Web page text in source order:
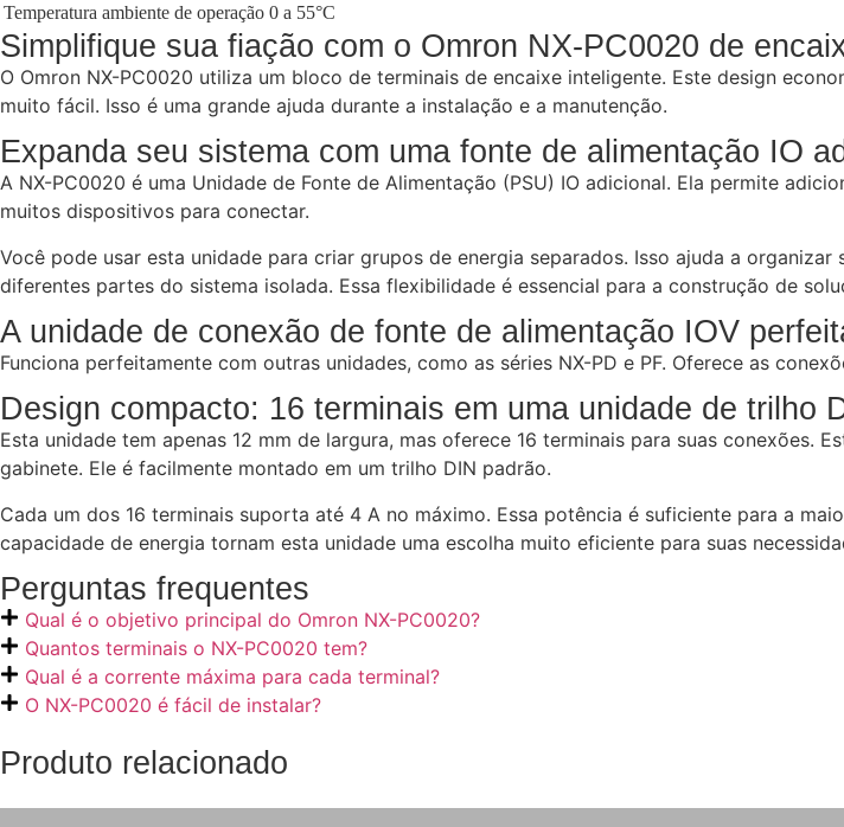
Temperatura ambiente de operação 0 a 55°C
Simplifique sua fiação com o Omron NX-PC0020 de
O Omron NX-PC0020 utiliza um bloco de terminais de encaixe inteligente. Este design
muito fácil. Isso é uma grande ajuda durante a instalação e a manutenção.
Expanda seu sistema com uma fonte de alimentação IO
A NX-PC0020 é uma Unidade de Fonte de Alimentação (PSU) IO adicional. Ela permite
muitos dispositivos para conectar.
Você pode usar esta unidade para criar grupos de energia separados. Isso ajuda a
diferentes partes do sistema isolada. Essa flexibilidade é essencial para a construção de
A unidade de conexão de fonte de alimentação IOV
Funciona perfeitamente com outras unidades, como as séries NX-PD e PF. Oferece as
Design compacto: 16 terminais em uma unidade de trilho
Esta unidade tem apenas 12 mm de largura, mas oferece 16 terminais para suas conexões.
gabinete. Ele é facilmente montado em um trilho DIN padrão.
Cada um dos 16 terminais suporta até 4 A no máximo. Essa potência é suficiente para a
capacidade de energia tornam esta unidade uma escolha muito eficiente para suas
Perguntas frequentes
Qual é o objetivo principal do Omron NX-PC0020?
Quantos terminais o NX-PC0020 tem?
Qual é a corrente máxima para cada terminal?
O NX-PC0020 é fácil de instalar?
Produto relacionado